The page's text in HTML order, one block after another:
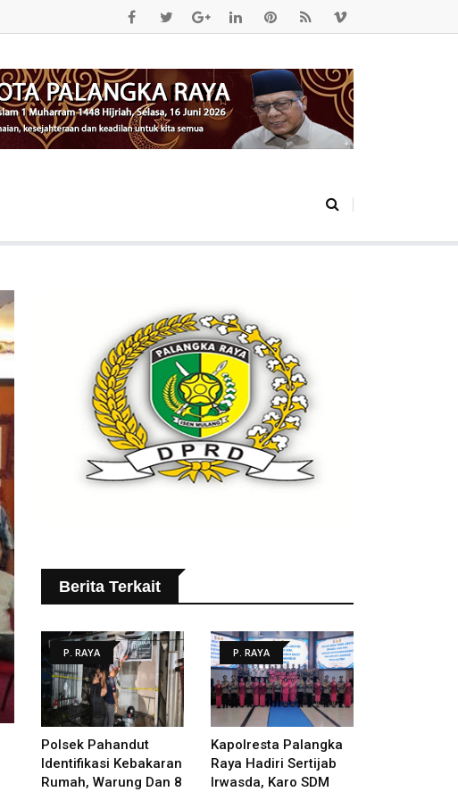
Berita Terkait
P. RAYA
Polsek Pahandut
Identifikasi Kebakaran
Rumah, Warung Dan 8
P. RAYA
Kapolresta Palangka
Raya Hadiri Sertijab
Irwasda, Karo SDM